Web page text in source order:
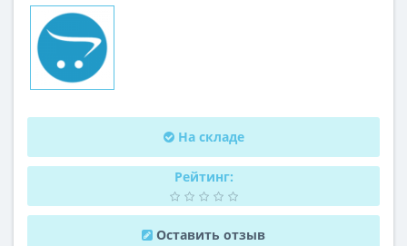
На складе
Рейтинг:
Оставить отзыв